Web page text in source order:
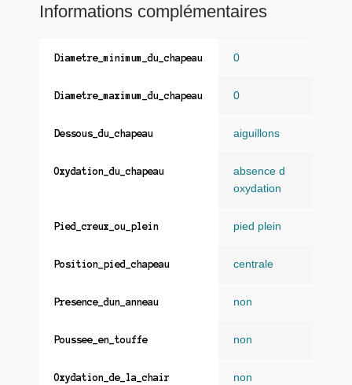
Informations complémentaires
Diametre_minimum_du_chapeau 0
Diametre_maximum_du_chapeau 0
Dessous_du_chapeau aiguillons
Oxydation_du_chapeau
absence d
oxydation
Pied_creux_ou_plein pied plein
Position_pied_chapeau centrale
Presence_dun_anneau non
Poussee_en_touffe non
Oxydation_de_la_chair non